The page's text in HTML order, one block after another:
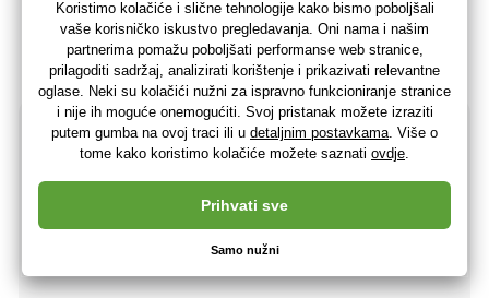
+ 11 bodova
Zadnji komad na zalihi(U vas 12.08.)